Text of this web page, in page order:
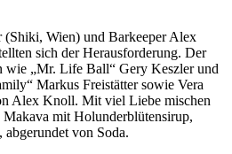
(Shiki, Wien) und Barkeeper Alex
sich der Herausforderung. Der
wie „Mr. Life Ball“ Gery Keszler und
Markus Freistätter sowie Vera
Alex Knoll. Mit viel Liebe mischen
mit Holunderblütensirup,
von Soda.